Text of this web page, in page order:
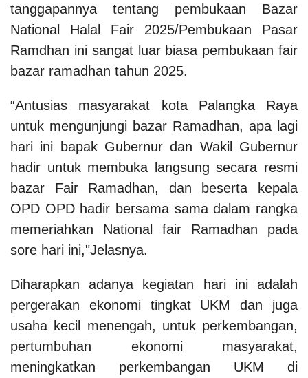
tanggapannya tentang pembukaan Bazar
National Halal Fair 2025/Pembukaan Pasar
Ramdhan ini sangat luar biasa pembukaan fair
bazar ramadhan tahun 2025.
“Antusias masyarakat kota Palangka Raya
untuk mengunjungi bazar Ramadhan, apa lagi
hari ini bapak Gubernur dan Wakil Gubernur
hadir untuk membuka langsung secara resmi
bazar Fair Ramadhan, dan beserta kepala
OPD OPD hadir bersama sama dalam rangka
memeriahkan National fair Ramadhan pada
sore hari ini,"Jelasnya.
Diharapkan adanya kegiatan hari ini adalah
pergerakan ekonomi tingkat UKM dan juga
usaha kecil menengah, untuk perkembangan,
pertumbuhan ekonomi masyarakat,
meningkatkan perkembangan UKM di